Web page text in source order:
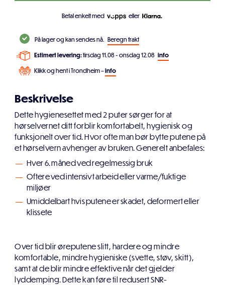
Betal enkelt med eller
På lager og kan sendes nå. Beregn frakt
Estimert levering:tirsdag 11.08 - onsdag 12.08 info
Klikk og hent i Trondheim –info
Beskrivelse
Dette hygienesettet med 2 puter sørger for at
hørselvernet ditt forblir komfortabelt, hygienisk og
funksjonelt over tid. Hvor ofte man bør bytte putene på
et hørselvern avhenger av bruken. Generelt anbefales:
Hver 6. måned ved regelmessig bruk
Oftere ved intensivt arbeid eller varme/fuktige
miljøer
Umiddelbart hvis putene er skadet, deformert eller
klissete
Over tid blir øreputene slitt, hardere og mindre
komfortable, mindre hygieniske (svette, støv, skitt),
samt at de blir mindre effektive når det gjelder
lyddemping. Dette kan føre til redusert SNR-